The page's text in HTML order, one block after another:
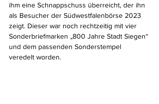
ihm eine Schnappschuss überreicht, der ihn
als Besucher der Südwestfalenbörse 2023
zeigt. Dieser war noch rechtzeitig mit vier
Sonderbriefmarken „800 Jahre Stadt Siegen“
und dem passenden Sonderstempel
veredelt worden.